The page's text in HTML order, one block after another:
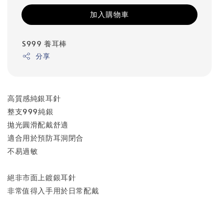
加入購物車
S999 養耳棒
分享
高質感純銀耳針
整支999純銀
拋光圓滑配戴舒適
適合用於預防耳洞閉合
不易過敏
絕非市面上鍍銀耳針
非常值得入手用於日常配戴